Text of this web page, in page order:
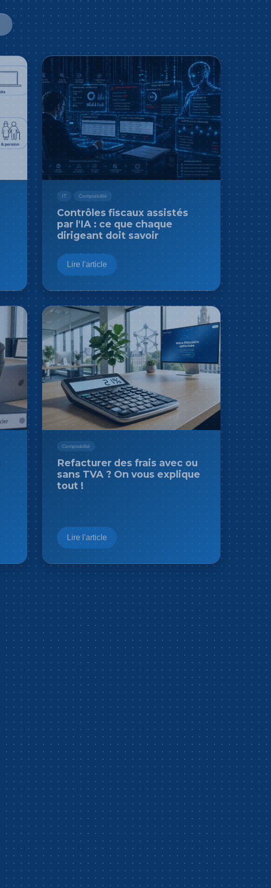
IT Comptabilité
Contrôles fiscaux assistés
par l'IA : ce que chaque
dirigeant doit savoir
Lire l'article
Comptabilité
Refacturer des frais avec ou
sans TVA ? On vous explique
tout !
Lire l'article